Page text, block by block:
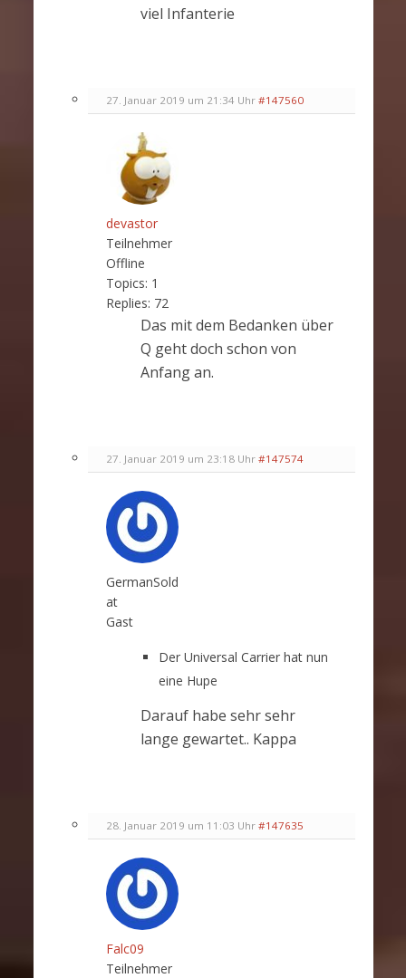
viel Infanterie
27. Januar 2019 um 21:34 Uhr #147560
devastor
Teilnehmer
Offline
Topics: 1
Replies: 72
Das mit dem Bedanken über
Q geht doch schon von
Anfang an.
27. Januar 2019 um 23:18 Uhr #147574
GermanSold
at
Gast
Der Universal Carrier hat nun
eine Hupe
Darauf habe sehr sehr
lange gewartet.. Kappa
28. Januar 2019 um 11:03 Uhr #147635
Falc09
Teilnehmer